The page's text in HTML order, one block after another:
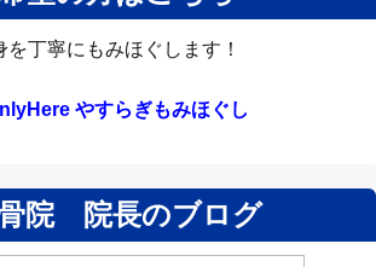
を丁寧にもみほぐします！
やすらぎもみほぐし
院 院長のブログ